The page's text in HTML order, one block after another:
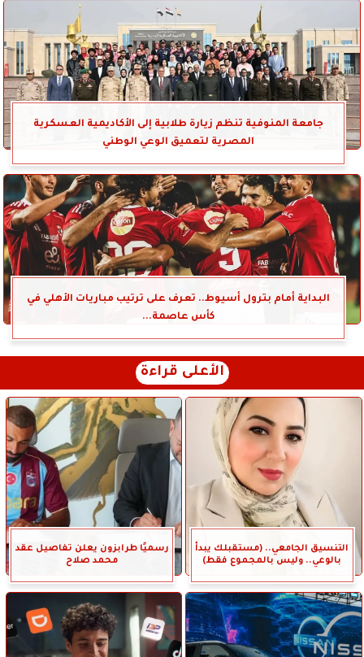
جامعة المنوفية تنظم زيارة طلابية إلى الأكاديمية العسكرية
المصرية لتعميق الوعي الوطني
البداية أمام بترول أسيوط.. تعرف على ترتيب مباريات الأهلي في
كأس عاصمة...
الأعلى قراءة
التنسيق الجامعي.. (مستقبلك يبدأ
بالوعي.. وليس بالمجموع فقط)
رسميًا طرابزون يعلن تفاصيل عقد
محمد صلاح